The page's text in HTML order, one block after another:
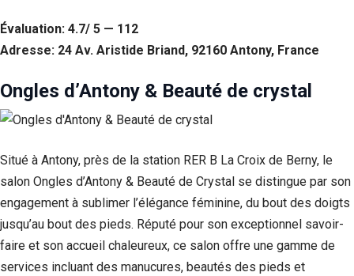
Évaluation: 4.7/ 5 — 112
Adresse: 24 Av. Aristide Briand, 92160 Antony, France
Ongles d’Antony & Beauté de crystal
Situé à Antony, près de la station RER B La Croix de Berny, le
salon Ongles d’Antony & Beauté de Crystal se distingue par son
engagement à sublimer l’élégance féminine, du bout des doigts
jusqu’au bout des pieds. Réputé pour son exceptionnel savoir-
faire et son accueil chaleureux, ce salon offre une gamme de
services incluant des manucures, beautés des pieds et